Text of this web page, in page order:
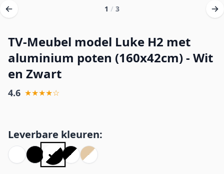
1 / 3
TV-Meubel model Luke H2 met
aluminium poten (160x42cm) - Wit
en Zwart
4.6 ★★★★☆
Leverbare kleuren: